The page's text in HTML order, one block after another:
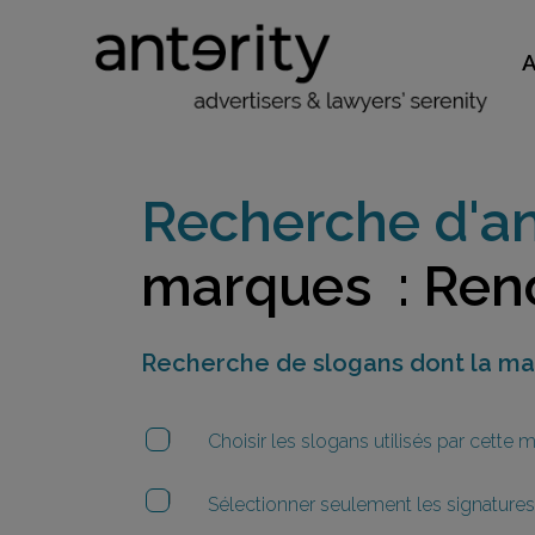
Recherche
marques :
Recherche de slogans dont la
Choisir les slogans utilisés par cette
Sélectionner seulement les